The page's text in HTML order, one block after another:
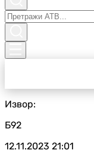
Извор:
Б92
12.11.2023 21:01